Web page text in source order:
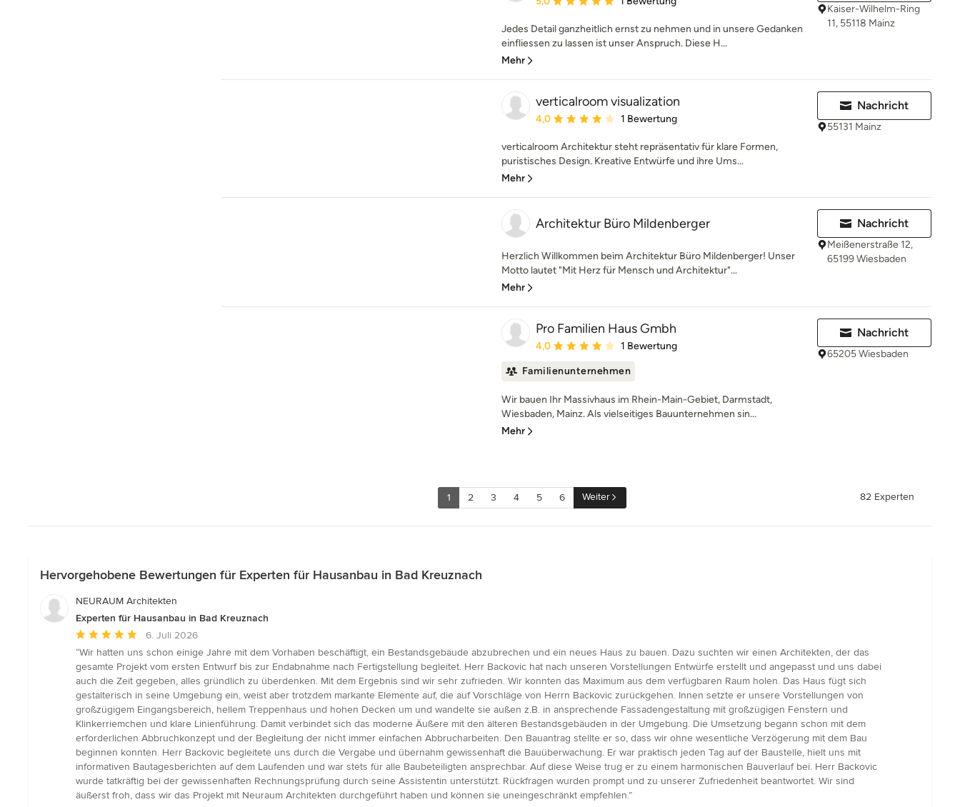
Jedes Detail ganzheitlich ernst zu nehmen und in unsere Gedanken
einfliessen zu lassen ist unser Anspruch. Diese H...
Mehr
Kaiser-Wilhelm-Ring
11, 55118 Mainz
verticalroom visualization
Durchschnittliche Bewertung: 4 von 5 Sternen
4,0 1 Bewertung
verticalroom Architektur steht repräsentativ für klare Formen,
puristisches Design. Kreative Entwürfe und ihre Ums...
Mehr
Nachricht
55131 Mainz
Architektur Büro Mildenberger
Herzlich Willkommen beim Architektur Büro Mildenberger! Unser
Motto lautet "Mit Herz für Mensch und Architektur"...
Mehr
Nachricht
Meißenerstraße 12,
65199 Wiesbaden
Pro Familien Haus Gmbh
Durchschnittliche Bewertung: 4 von 5 Sternen
4,0 1 Bewertung
Familienunternehmen
Wir bauen Ihr Massivhaus im Rhein-Main-Gebiet, Darmstadt,
Wiesbaden, Mainz. Als vielseitiges Bauunternehmen sin...
Mehr
Nachricht
65205 Wiesbaden
1 2 3 4 5 6 Weiter 82 Experten
Hervorgehobene Bewertungen für Experten für Hausanbau in Bad Kreuznach
NEURAUM Architekten
Experten für Hausanbau in Bad Kreuznach
Durchschnittliche
Bewertung:
5
von
5
Sternen
6. Juli 2026
“Wir hatten uns schon einige Jahre mit dem Vorhaben beschäftigt, ein Bestandsgebäude abzubrechen und ein neues Haus zu bauen. Dazu suchten wir einen Architekten, der das
gesamte Projekt vom ersten Entwurf bis zur Endabnahme nach Fertigstellung begleitet. Herr Backovic hat nach unseren Vorstellungen Entwürfe erstellt und angepasst und uns dabei
auch die Zeit gegeben, alles gründlich zu überdenken. Mit dem Ergebnis sind wir sehr zufrieden. Wir konnten das Maximum aus dem verfügbaren Raum holen. Das Haus fügt sich
gestalterisch in seine Umgebung ein, weist aber trotzdem markante Elemente auf, die auf Vorschläge von Herrn Backovic zurückgehen. Innen setzte er unsere Vorstellungen von
großzügigem Eingangsbereich, hellem Treppenhaus und hohen Decken um und wandelte sie außen z.B. in ansprechende Fassadengestaltung mit großzügigen Fenstern und
Klinkerriemchen und klare Linienführung. Damit verbindet sich das moderne Äußere mit den älteren Bestandsgebäuden in der Umgebung. Die Umsetzung begann schon mit dem
erforderlichen Abbruchkonzept und der Begleitung der nicht immer einfachen Abbrucharbeiten. Den Bauantrag stellte er so, dass wir ohne wesentliche Verzögerung mit dem Bau
beginnen konnten. Herr Backovic begleitete uns durch die Vergabe und übernahm gewissenhaft die Bauüberwachung. Er war praktisch jeden Tag auf der Baustelle, hielt uns mit
informativen Bautagesberichten auf dem Laufenden und war stets für alle Baubeteiligten ansprechbar. Auf diese Weise trug er zu einem harmonischen Bauverlauf bei. Herr Backovic
wurde tatkräftig bei der gewissenhaften Rechnungsprüfung durch seine Assistentin unterstützt. Rückfragen wurden prompt und zu unserer Zufriedenheit beantwortet. Wir sind
äußerst froh, dass wir das Projekt mit Neuraum Architekten durchgeführt haben und können sie uneingeschränkt empfehlen.”